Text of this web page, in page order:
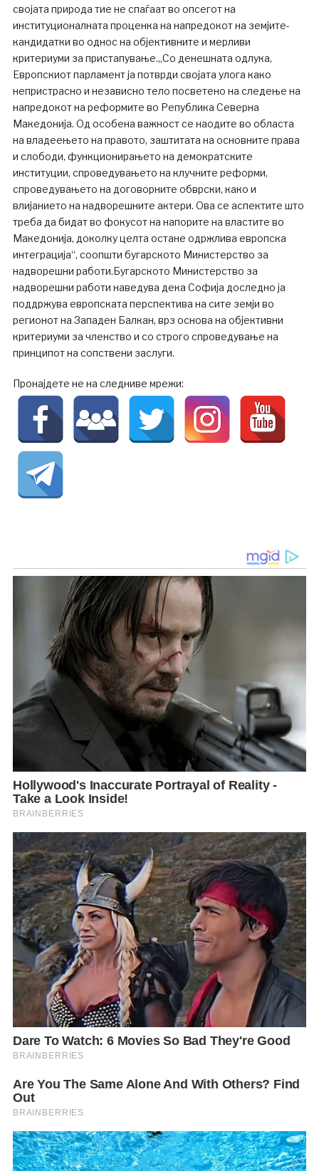
својата природа тие не спаѓаат во опсегот на
институционалната проценка на напредокот на земјите-
кандидатки во однос на објективните и мерливи
критериуми за пристапување.„Со денешната одлука,
Европскиот парламент ја потврди својата улога како
непристрасно и независно тело посветено на следење на
напредокот на реформите во Република Северна
Македонија. Од особена важност се наодите во областа
на владеењето на правото, заштитата на основните права
и слободи, функционирањето на демократските
институции, спроведувањето на клучните реформи,
спроведувањето на договорните обврски, како и
влијанието на надворешните актери. Ова се аспектите што
треба да бидат во фокусот на напорите на властите во
Македонија, доколку целта остане одржлива европска
интеграција“, соопшти бугарското Министерство за
надворешни работи.Бугарското Министерство за
надворешни работи наведува дека Софија доследно ја
поддржува европската перспектива на сите земји во
регионот на Западен Балкан, врз основа на објективни
критериуми за членство и со строго спроведување на
принципот на сопствени заслуги.
Пронајдете не на следниве мрежи: